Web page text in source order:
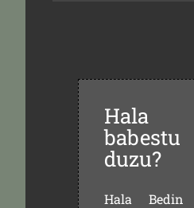
Hala
duzu?
Hala Bedin